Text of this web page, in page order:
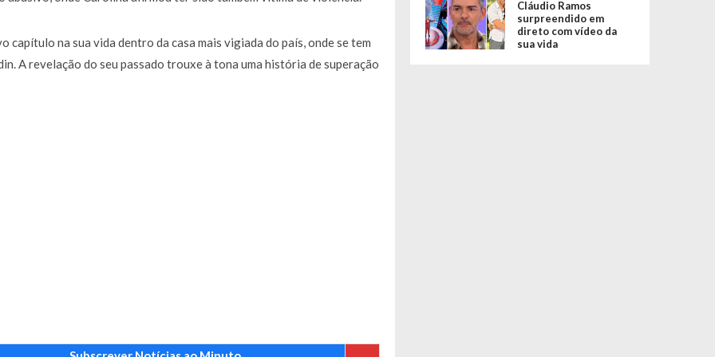
na sua vida dentro da casa mais vigiada do país, onde se tem
A revelação do seu passado trouxe à tona uma história de superação
Cláudio Ramos
surpreendido em
direto com vídeo da
sua vida